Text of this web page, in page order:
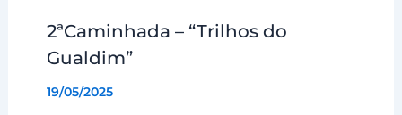
2ªCaminhada – “Trilhos do
Gualdim”
19/05/2025